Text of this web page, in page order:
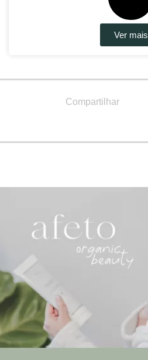
Ver mais
Compartilhar